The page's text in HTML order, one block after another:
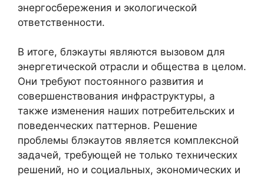
энергосбережения и экологической
ответственности.
В итоге, блэкауты являются вызовом для
энергетической отрасли и общества в целом.
Они требуют постоянного развития и
совершенствования инфраструктуры, а
также изменения наших потребительских и
поведенческих паттернов. Решение
проблемы блэкаутов является комплексной
задачей, требующей не только технических
решений, но и социальных, экономических и